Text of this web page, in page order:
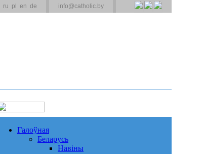
ru pl en de info@catholic.by
Галоўная
Беларусь
Навіны